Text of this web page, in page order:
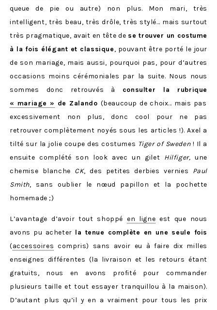
queue de pie ou autre) non plus. Mon mari, très
intelligent, très beau, très drôle, très stylé… mais surtout
très pragmatique, avait en tête de se trouver un costume
à la fois élégant et classique, pouvant être porté le jour
de son mariage, mais aussi, pourquoi pas, pour d’autres
occasions moins cérémoniales par la suite. Nous nous
sommes donc retrouvés à consulter la rubrique
« mariage » de Zalando (beaucoup de choix… mais pas
excessivement non plus, donc cool pour ne pas
retrouver complètement noyés sous les articles !). Axel a
tilté sur la jolie coupe des costumes Tiger of Sweden! Il a
ensuite complété son look avec un gilet Hilfiger, une
chemise blanche CK, des petites derbies vernies Paul
Smith, sans oublier le nœud papillon et la pochette
homemade ;)
L’avantage d’avoir tout shoppé en ligne est que nous
avons pu acheter la tenue complète en une seule fois
(accessoires compris) sans avoir eu à faire dix milles
enseignes différentes (la livraison et les retours étant
gratuits, nous en avons profité pour commander
plusieurs taille et tout essayer tranquillou à la maison).
D’autant plus qu’il y en a vraiment pour tous les prix